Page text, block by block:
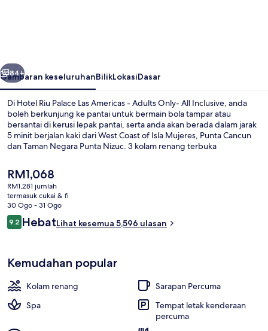
-
Adults
Only-
All
Inclusive
Seterusnya
84+
Gambaran keseluruhanBilikLokasiDasar
Di Hotel Riu Palace Las Americas - Adults Only- All Inclusive, anda
boleh berkunjung ke pantai untuk bermain bola tampar atau
bersantai di kerusi lepak pantai, serta anda akan berada dalam jarak
5 minit berjalan kaki dari West Coast of Isla Mujeres, Punta Cancun
dan Taman Negara Punta Nizuc. 3 kolam renang terbuka
ingin memanjakan diri boleh mengunjungi spa untuk menikmati
urut, aromaterapi dan rias kuku tangan dan kaki. Don Roberto, salah
sebuah daripada 7 restoran, menyajikan sarapan, makan tengah hari
dan makan malam. Sorotan lain di hartanah merangkumi semua ini
termasuk 5 bar/ruang istirahat, bar tepi kolam, dan kelab kesihatan.
Kolam renang dan kakitangan mendapat pujian daripada
pengembara lain.
Harga
semasa
ialah
RM1,068
RM1,068
RM1,281 jumlah
termasuk cukai & fi
30 Ogo - 31 Ogo
Ulasan
9.29.2 daripada 10
HebatLihat kesemua 5,596 ulasan
Kemudahan popular
Kolam renang
Sarapan Percuma
Spa
Tempat letak kenderaan
percuma